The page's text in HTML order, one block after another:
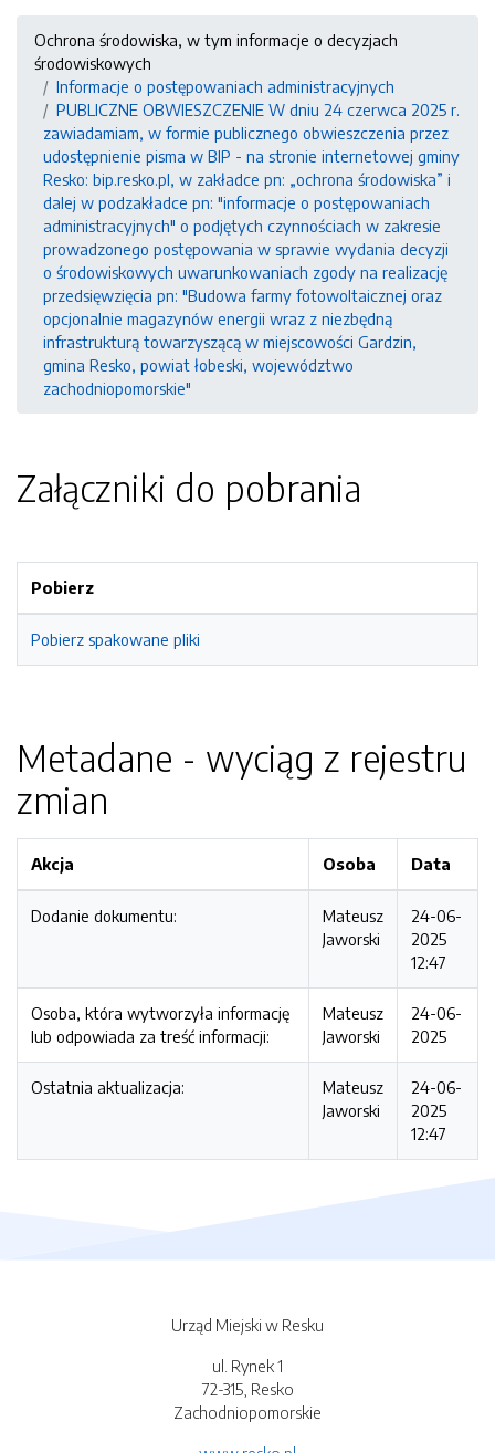
Ochrona środowiska, w tym informacje o decyzjach
środowiskowych
Informacje o postępowaniach administracyjnych
PUBLICZNE OBWIESZCZENIE W dniu 24 czerwca 2025 r.
zawiadamiam, w formie publicznego obwieszczenia przez
udostępnienie pisma w BIP - na stronie internetowej gminy
Resko: bip.resko.pl, w zakładce pn: „ochrona środowiska” i
dalej w podzakładce pn: "informacje o postępowaniach
administracyjnych" o podjętych czynnościach w zakresie
prowadzonego postępowania w sprawie wydania decyzji
o środowiskowych uwarunkowaniach zgody na realizację
przedsięwzięcia pn: "Budowa farmy fotowoltaicznej oraz
opcjonalnie magazynów energii wraz z niezbędną
infrastrukturą towarzyszącą w miejscowości Gardzin,
gmina Resko, powiat łobeski, województwo
zachodniopomorskie"
Załączniki do pobrania
Pobierz
Pobierz spakowane pliki
Metadane - wyciąg z rejestru
zmian
Akcja Osoba Data
Dodanie dokumentu:
Mateusz
Jaworski
24-06-
2025
12:47
Osoba, która wytworzyła informację
lub odpowiada za treść informacji:
Mateusz
Jaworski
24-06-
2025
Ostatnia aktualizacja:
Mateusz
Jaworski
24-06-
2025
12:47
Urząd Miejski w Resku
ul. Rynek 1
72-315, Resko
Zachodniopomorskie